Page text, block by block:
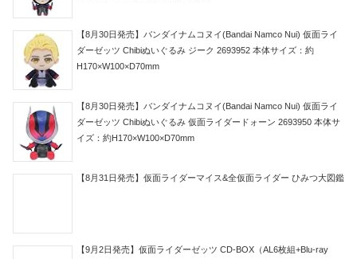
【8月30日発売】バンダイナムコヌイ(Bandai Namco Nui) 仮面ライ
ダーゼッツ Chibiぬいぐるみ ジーク 2693952 本体サイズ：約
H170×W100×D70mm
【8月30日発売】バンダイナムコヌイ(Bandai Namco Nui) 仮面ライ
ダーゼッツ Chibiぬいぐるみ 仮面ライダードォーン 2693950 本体サ
イズ：約H170×W100×D70mm
【8月31日発売】仮面ライダーマイス&全仮面ライダー ひみつ大図鑑
【9月2日発売】仮面ライダーゼッツ CD-BOX（AL6枚組+Blu-ray